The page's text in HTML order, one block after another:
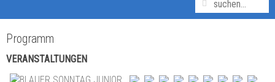
Programm
VERANSTALTUNGEN